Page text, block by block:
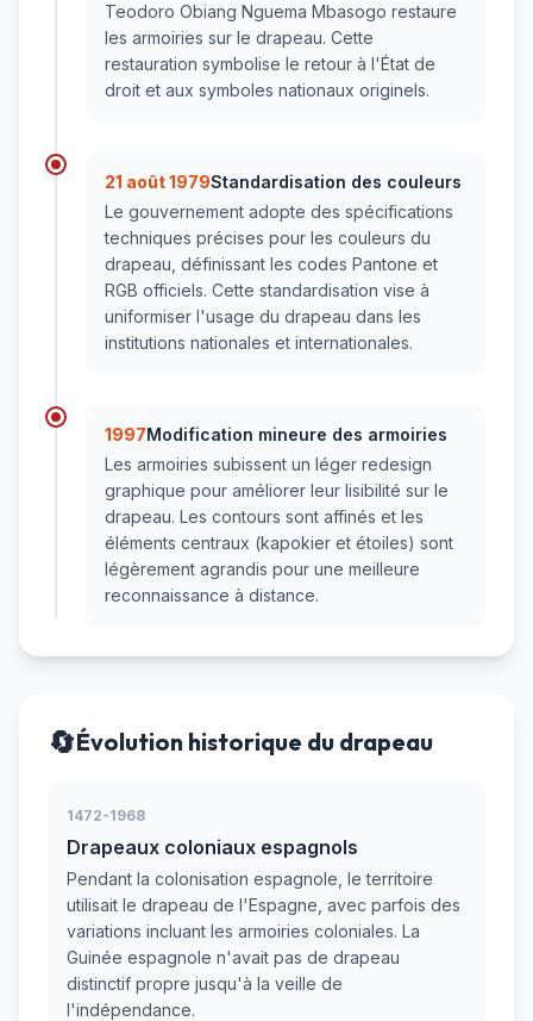
Teodoro Obiang Nguema Mbasogo restaure
les armoiries sur le drapeau. Cette
restauration symbolise le retour à l'État de
droit et aux symboles nationaux originels.
21 août 1979Standardisation des couleurs
Le gouvernement adopte des spécifications
techniques précises pour les couleurs du
drapeau, définissant les codes Pantone et
RGB officiels. Cette standardisation vise à
uniformiser l'usage du drapeau dans les
institutions nationales et internationales.
1997Modification mineure des armoiries
Les armoiries subissent un léger redesign
graphique pour améliorer leur lisibilité sur le
drapeau. Les contours sont affinés et les
éléments centraux (kapokier et étoiles) sont
légèrement agrandis pour une meilleure
reconnaissance à distance.
🔄Évolution historique du drapeau
1472-1968
Drapeaux coloniaux espagnols
Pendant la colonisation espagnole, le territoire
utilisait le drapeau de l'Espagne, avec parfois des
variations incluant les armoiries coloniales. La
Guinée espagnole n'avait pas de drapeau
distinctif propre jusqu'à la veille de
l'indépendance.